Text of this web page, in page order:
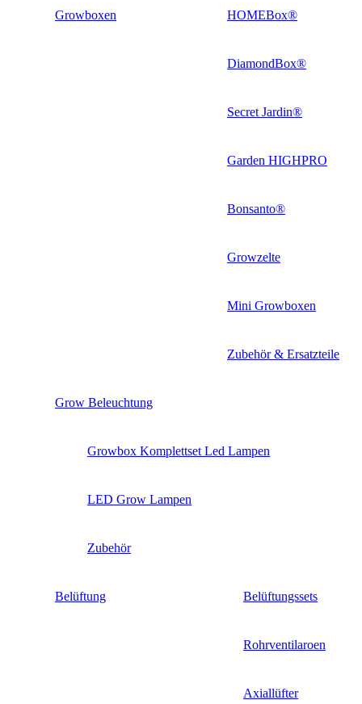
Growboxen HOMEBox®
DiamondBox®
Secret Jardin®
Garden HIGHPRO
Bonsanto®
Growzelte
Mini Growboxen
Zubehör & Ersatzteile
Grow Beleuchtung
Growbox Komplettset Led Lampen
LED Grow Lampen
Zubehör
Belüftung Belüftungssets
Rohrventilaroen
Axiallüfter